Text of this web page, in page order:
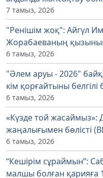
7 тамыз, 2026
"Ренішім жоқ": Айгүл
Жорабаеваның
6 тамыз, 2026
"Әлем аруы - 2026"
кім қорғайтыны белгілі
6 тамыз, 2026
«Күзде той
жаңалығымен бөлісті
6 тамыз, 2026
“Кешірім сұраймын”:
малшы болған